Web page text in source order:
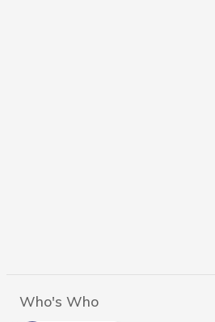
Who's Who